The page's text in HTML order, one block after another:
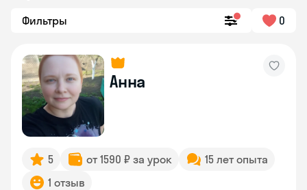
Фильтры 0
Анна
5 от 1590 ₽ за урок
15 лет опыта
1 отзыв